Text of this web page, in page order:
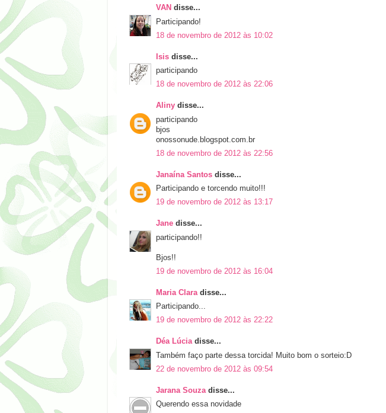
VAN disse...
Participando!
18 de novembro de 2012 às 10:02
Isis disse...
participando
18 de novembro de 2012 às 22:06
Aliny disse...
participando
bjos
onossonude.blogspot.com.br
18 de novembro de 2012 às 22:56
Janaína Santos disse...
Participando e torcendo muito!!!
19 de novembro de 2012 às 13:17
Jane disse...
participando!!
Bjos!!
19 de novembro de 2012 às 16:04
Maria Claradisse...
Participando...
19 de novembro de 2012 às 22:22
Déa Lúciadisse...
Também faço parte dessa torcida! Muito bom o sorteio:D
22 de novembro de 2012 às 09:54
Jarana Souza disse...
Querendo essa novidade